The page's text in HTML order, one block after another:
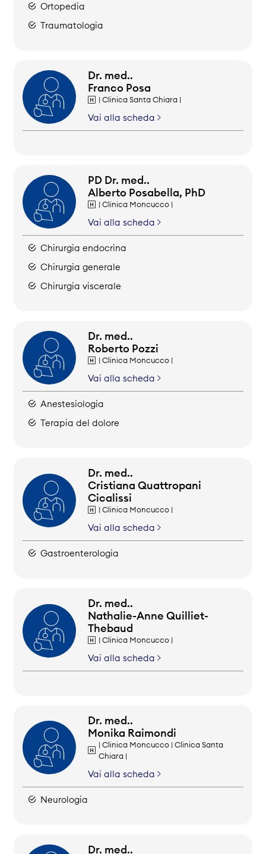
Ortopedia
Traumatologia
Dr. med..
Franco Posa
| Clinica Santa Chiara |
Vai alla scheda
PD Dr. med..
Alberto Posabella, PhD
| Clinica Moncucco |
Vai alla scheda
Chirurgia endocrina
Chirurgia generale
Chirurgia viscerale
Dr. med..
Roberto Pozzi
| Clinica Moncucco |
Vai alla scheda
Anestesiologia
Terapia del dolore
Dr. med..
Cristiana Quattropani
Cicalissi
| Clinica Moncucco |
Vai alla scheda
Gastroenterologia
Dr. med..
Nathalie-Anne Quilliet-
Thebaud
| Clinica Moncucco |
Vai alla scheda
Dr. med..
Monika Raimondi
| Clinica Moncucco | Clinica Santa
Chiara |
Vai alla scheda
Neurologia
Dr. med..